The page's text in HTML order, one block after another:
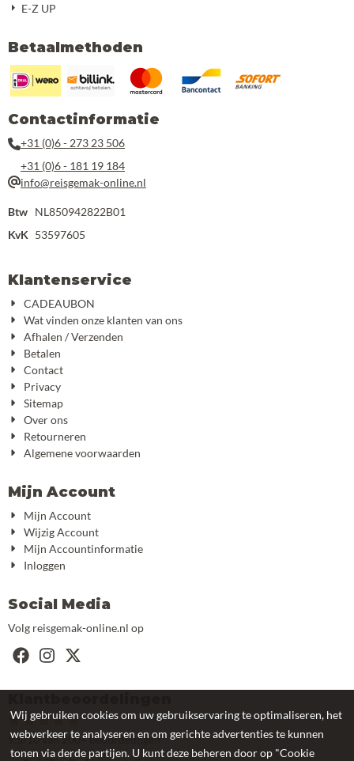
E-Z UP
Betaalmethoden
Contactinformatie
+31 (0)6 - 273 23 506
+31 (0)6 - 181 19 184
info@reisgemak-online.nl
Btw NL850942822B01
KvK 53597605
Klantenservice
CADEAUBON
Wat vinden onze klanten van ons
Afhalen / Verzenden
Betalen
Contact
Privacy
Sitemap
Over ons
Retourneren
Algemene voorwaarden
Mijn Account
Mijn Account
Wijzig Account
Mijn Accountinformatie
Inloggen
Social Media
Volg reisgemak-online.nl op
9.5/10 van 200+ beoordelingen
Wij gebruiken cookies om uw gebruikservaring te optimaliseren, het
webverkeer te analyseren en om gerichte advertenties te kunnen
tonen via derde partijen. U kunt deze beheren door op "Cookie